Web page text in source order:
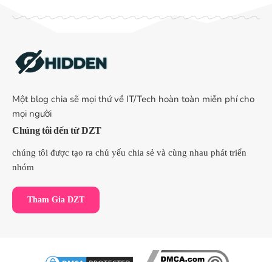
Một blog chia sẽ mọi thứ về IT/Tech hoàn toàn miễn phí cho
mọi người
Chúng tôi đến từ DZT
chúng tôi được tạo ra chủ yếu chia sẻ và cùng nhau phát triển
nhóm
Tham Gia DZT